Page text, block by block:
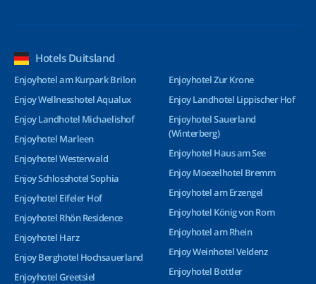
Hotels Duitsland
Enjoyhotel am Kurpark Brilon
Enjoy Wellnesshotel Aqualux
Enjoy Landhotel Michaelishof
Enjoyhotel Marleen
Enjoyhotel Westerwald
Enjoy Schlosshotel Sophia
Enjoyhotel Eifeler Hof
Enjoyhotel Rhön Residence
Enjoyhotel Harz
Enjoy Berghotel Hochsauerland
Enjoyhotel Greetsiel
Enjoyhotel Zur Krone
Enjoy Landhotel Lippischer Hof
Enjoyhotel Sauerland
(Winterberg)
Enjoyhotel Haus am See
Enjoy Moezelhotel Bremm
Enjoyhotel am Erzengel
Enjoyhotel König von Rom
Enjoyhotel am Rhein
Enjoy Weinhotel Veldenz
Enjoyhotel Bottler